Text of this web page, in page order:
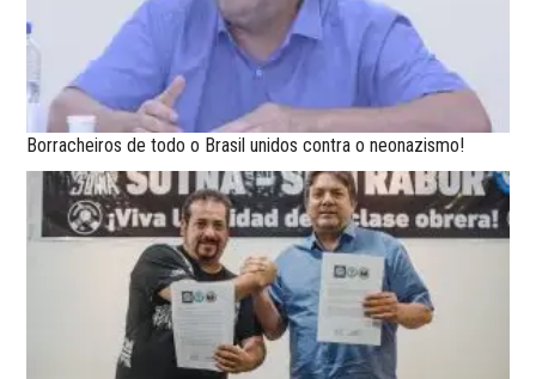
Borracheiros de todo o Brasil unidos contra o neonazismo!